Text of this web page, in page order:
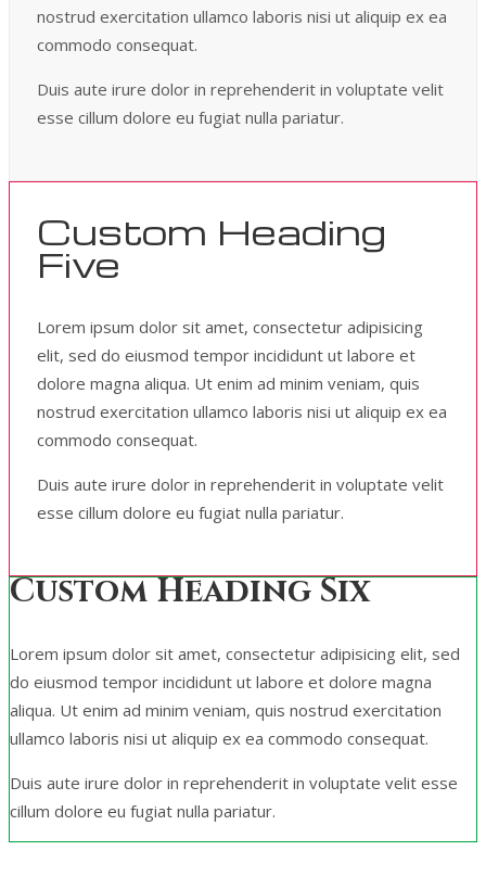
nostrud exercitation ullamco laboris nisi ut aliquip ex ea
commodo consequat.
Duis aute irure dolor in reprehenderit in voluptate velit
esse cillum dolore eu fugiat nulla pariatur.
Custom Heading
Five
Lorem ipsum dolor sit amet, consectetur adipisicing
elit, sed do eiusmod tempor incididunt ut labore et
dolore magna aliqua. Ut enim ad minim veniam, quis
nostrud exercitation ullamco laboris nisi ut aliquip ex ea
commodo consequat.
Duis aute irure dolor in reprehenderit in voluptate velit
esse cillum dolore eu fugiat nulla pariatur.
Custom Heading Six
Lorem ipsum dolor sit amet, consectetur adipisicing elit, sed
do eiusmod tempor incididunt ut labore et dolore magna
aliqua. Ut enim ad minim veniam, quis nostrud exercitation
ullamco laboris nisi ut aliquip ex ea commodo consequat.
Duis aute irure dolor in reprehenderit in voluptate velit esse
cillum dolore eu fugiat nulla pariatur.